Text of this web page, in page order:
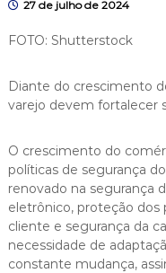
27 de julho de 2024
FOTO: Shutterstock
Diante do crescimento
varejo devem fortalecer
O crescimento do
políticas de segurança
renovado na segurança
eletrônico, proteção dos
cliente e segurança da
necessidade de
constante mudança,